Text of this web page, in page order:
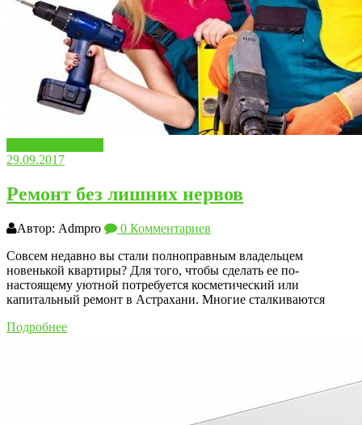
29.09.2017
Ремонт без лишних нервов
Автор: Admpro
0 Комментариев
Совсем недавно вы стали полноправным владельцем
новенькой квартиры? Для того, чтобы сделать ее по-
настоящему уютной потребуется косметический или
капитальный ремонт в Астрахани. Многие сталкиваются
Подробнее